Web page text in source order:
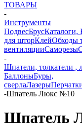
ТОВАРЫ
-
Инструменты
ПодвесБрусКаталоги,
для шторКлейОбходы
вентиляцииСаморезы
-
Шпатели, толкатели ,
БаллоныБуры,
сверлаЛазеры
-Шпатель Люкс №10
Шпатель